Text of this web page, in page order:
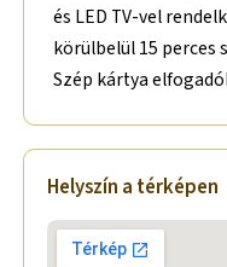
és LED TV-vel
körülbelül 15 perces
Szép kártya
Helyszín a térképen